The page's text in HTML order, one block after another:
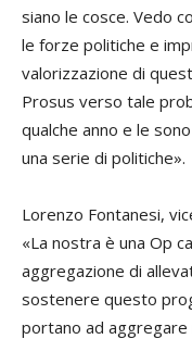
siano le cosce. Vedo
le forze politiche e
valorizzazione di
Prosus verso tale
qualche anno e le
una serie di politiche».
Lorenzo Fontanesi,
«La nostra è una Op
aggregazione di
sostenere questo
portano ad aggregare